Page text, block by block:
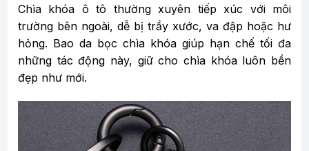
Chìa khóa ô tô thường xuyên tiếp xúc với môi
trường bên ngoài, dễ bị trầy xước, va đập hoặc hư
hỏng. Bao da bọc chìa khóa giúp hạn chế tối đa
những tác động này, giữ cho chìa khóa luôn bền
đẹp như mới.